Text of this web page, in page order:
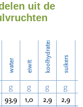
72
83
uit de
water eiwit koolhydraten suikers
g g g g
93,9 1,0 2,9 2,9